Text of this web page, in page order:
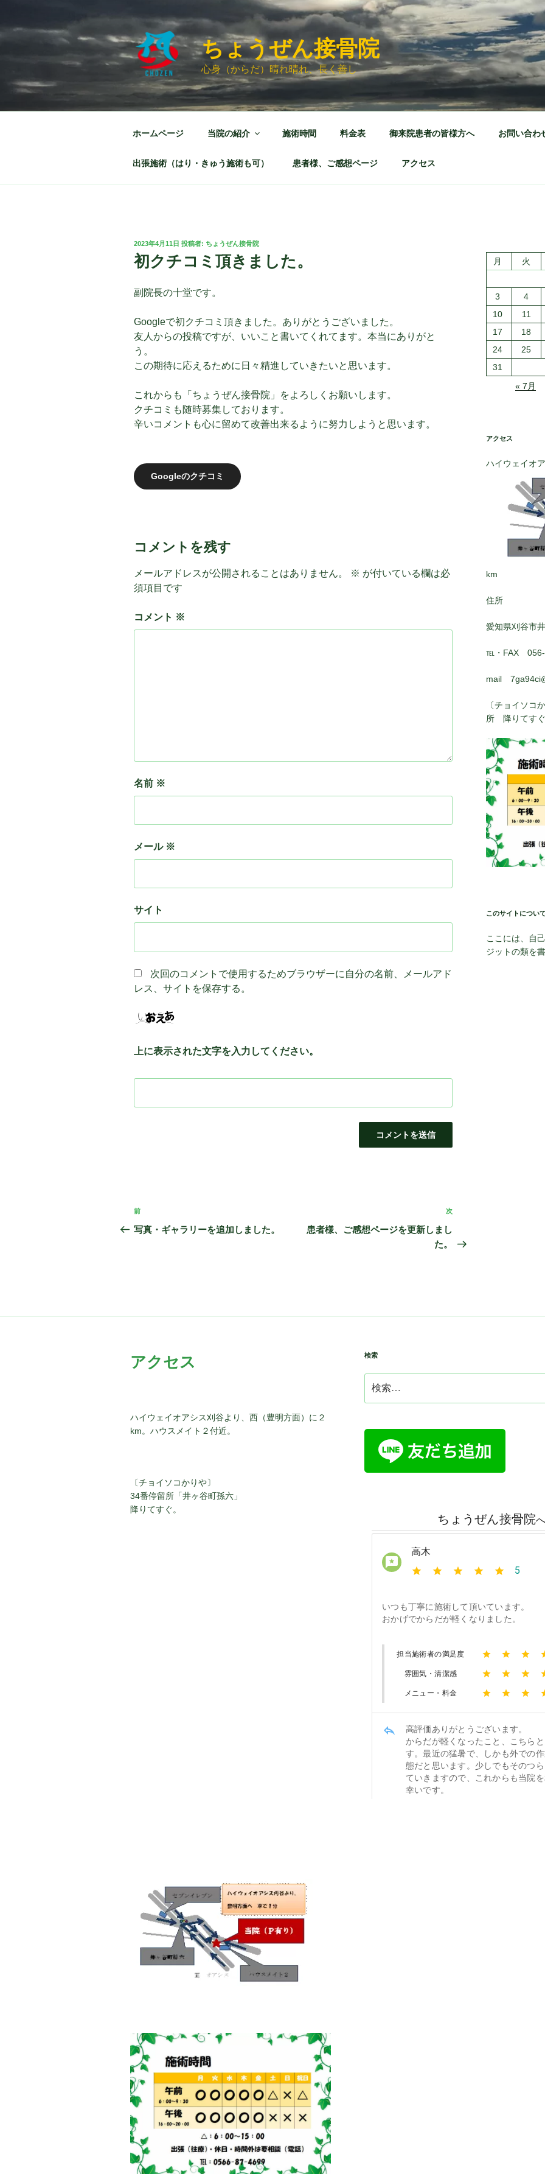
キ
ちょうぜん接骨院
心身（からだ）晴れ晴れ、長く善し
ホームページ 当院の紹介 施術時間 料金表 御来院患者の皆様方へ お問い合わ
出張施術（はり・きゅう施術も可） 患者様、ご感想ページ アクセス
投
稿
日:
2023年4月11日 投稿者: ちょうぜん接骨院
初クチコミ頂きました。
副院長の十堂です。
Googleで初クチコミ頂きました。ありがとうございました。
友人からの投稿ですが、いいこと書いてくれてます。本当にありがと
う。
この期待に応えるために日々精進していきたいと思います。
これからも「ちょうぜん接骨院」をよろしくお願いします。
クチコミも随時募集しております。
辛いコメントも心に留めて改善出来るように努力しようと思います。
Googleのクチコミ
コメントを残す
メールアドレスが公開されることはありません。 ※ が付いている欄は必
須項目です
コメント ※
名前 ※
メール ※
サイト
次回のコメントで使用するためブラウザーに自分の名前、メールアド
レス、サイトを保存する。
上に表示された文字を入力してください。
投
稿
ー
ョ
前
の
前
写真・ギャラリーを追加しました。
次
投
次
患者様、ご感想ページを更新しまし
た。
月 火
3
4
10
11
17
18
24
25
31
« 7月
アクセス
ハイウェイオ
km
住所
愛知県刈谷市
℡・FAX 056-
mail
〔チョイソ
所 降りてすぐ
このサイトについ
ここには、自
ジットの類を
アクセス
ハイウェイオアシス刈谷より、西（豊明方面）に２
km。ハウスメイト２付近。
〔チョイソコかりや〕
34番停留所「井ヶ谷町孫六」
降りてすぐ。
検索
索: